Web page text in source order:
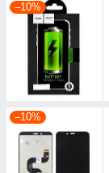
–10%
–10%